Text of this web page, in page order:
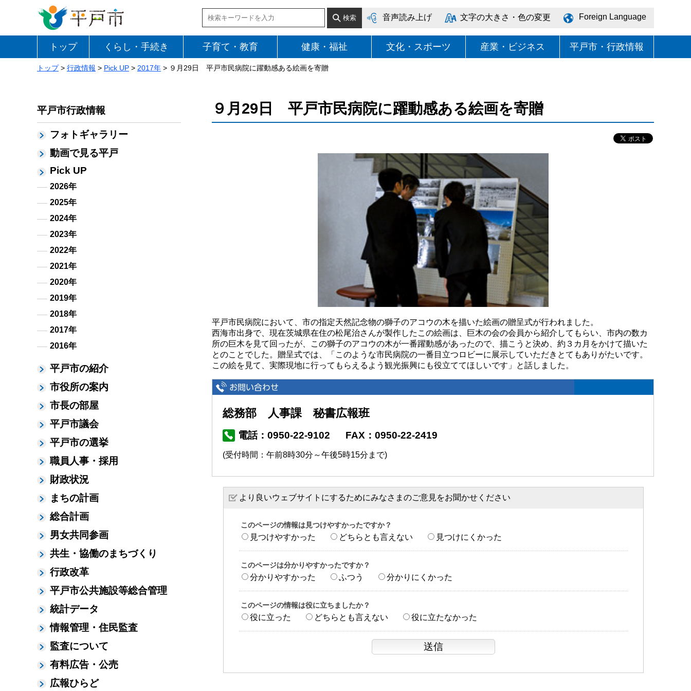
音声読み上げ 文字の大きさ・色の変更 Foreign Language
トップ くらし・手続き 子育て・教育 健康・福祉 文化・スポーツ 産業・ビジネス 平戸市・行政情報
トップ> 行政情報 > Pick UP > 2017年 > ９月29日 平戸市民病院に躍動感ある絵画を寄贈
平戸市行政情報
フォトギャラリー
動画で見る平戸
Pick UP
2026年
2025年
2024年
2023年
2022年
2021年
2020年
2019年
2018年
2017年
2016年
平戸市の紹介
市役所の案内
市長の部屋
平戸市議会
平戸市の選挙
職員人事・採用
財政状況
まちの計画
総合計画
男女共同参画
共生・協働のまちづくり
行政改革
平戸市公共施設等総合管理
統計データ
情報管理・住民監査
監査について
有料広告・公売
広報ひらど
９月29日 平戸市民病院に躍動感ある絵画を寄贈
平戸市民病院において、市の指定天然記念物の獅子のアコウの木を描いた絵画の贈呈式が行われました。
西海市出身で、現在茨城県在住の松尾治さんが製作したこの絵画は、巨木の会の会員から紹介してもらい、市内の数カ
所の巨木を見て回ったが、この獅子のアコウの木が一番躍動感があったので、描こうと決め、約３カ月をかけて描いた
とのことでした。贈呈式では、「このような市民病院の一番目立つロビーに展示していただきとてもありがたいです。
この絵を見て、実際現地に行ってもらえるよう観光振興にも役立ててほしいです」と話しました。
総務部 人事課 秘書広報班
電話：0950-22-9102 FAX：0950-22-2419
(受付時間：午前8時30分～午後5時15分まで)
より良いウェブサイトにするためにみなさまのご意見をお聞かせください
このページの情報は見つけやすかったですか？
見つけやすかった どちらとも言えない 見つけにくかった
このページは分かりやすかったですか？
分かりやすかった ふつう 分かりにくかった
このページの情報は役に立ちましたか？
役に立った どちらとも言えない 役に立たなかった